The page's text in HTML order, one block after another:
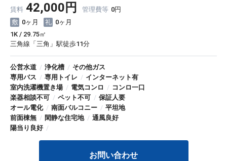
賃料 42,000円 管理費等 0円
0ヶ月
0ヶ月
1K / 29.75㎡
三角線「三角」駅徒歩11分
公営水道 / 浄化槽 / その他ガス
専用バス / 専用トイレ / インターネット有
室内洗濯機置き場 / 電気コンロ / コンロ一口
楽器相談不可 / ペット不可 / 保証人要
オール電化 / 南面バルコニー / 平坦地
前面棟無 / 閑静な住宅地 / 通風良好
陽当り良好 /
お問い合わせ